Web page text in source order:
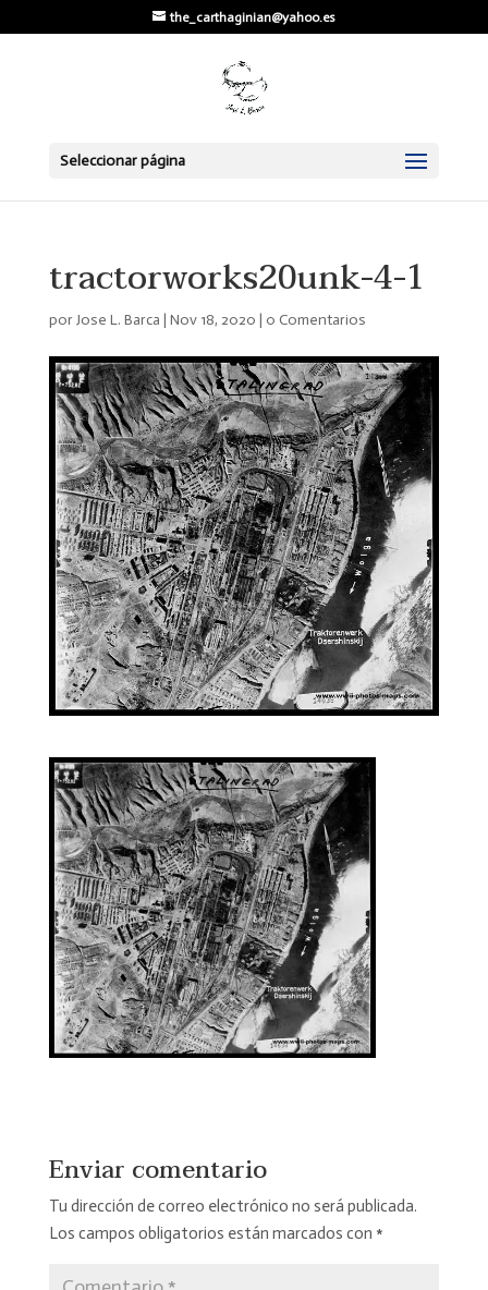
the_carthaginian@yahoo.es
Seleccionar página
tractorworks20unk-4-1
porJose L. Barca | Nov 18, 2020 | 0 Comentarios
Enviar comentario
Tu dirección de correo electrónico no será publicada.
Los campos obligatorios están marcados con *